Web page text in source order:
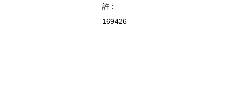
許：
169426